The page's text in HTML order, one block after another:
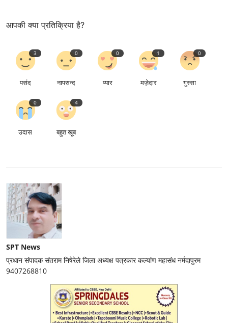
आपकी क्या प्रतिक्रिया है?
3
पसंद
0
नापसन्द
0
प्यार
1
मज़ेदार
0
गुस्सा
0
उदास
4
बहुत खूब
SPT News
प्रधान संपादक संतराम निषेरेले जिला अध्यक्ष पत्रकार कल्यांण महासंध नर्मदापुरम
9407268810